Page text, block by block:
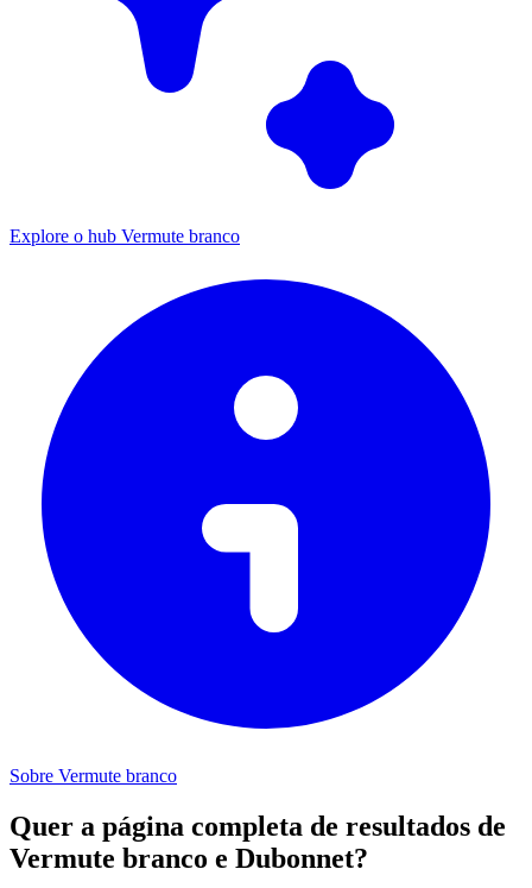
Explore o hub Vermute branco
Sobre Vermute branco
Quer a página completa de resultados de
Vermute branco e Dubonnet?